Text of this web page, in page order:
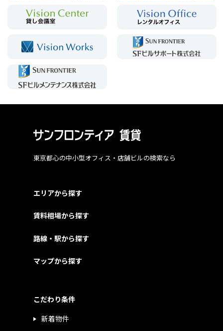
東京都心の中小型オフィス・店舗ビルの検索なら
エリアから探す
賃料相場から探す
路線・駅から探す
マップから探す
こだわり条件
新着物件